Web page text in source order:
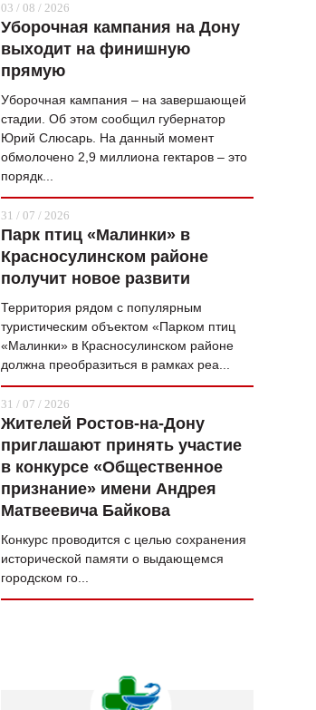
КУЛЬТ ЕДЫ
ЖУРНАЛ
03 / 08 / 2026
Уборочная кампания на Дону
выходит на финишную
прямую
Уборочная кампания – на завершающей
стадии. Об этом сообщил губернатор
Юрий Слюсарь. На данный момент
обмолочено 2,9 миллиона гектаров – это
порядк...
31 / 07 / 2026
Парк птиц «Малинки» в
Красносулинском районе
получит новое развити
Территория рядом с популярным
туристическим объектом «Парком птиц
«Малинки» в Красносулинском районе
должна преобразиться в рамках реа...
31 / 07 / 2026
Жителей Ростов-на-Дону
приглашают принять участие
в конкурсе «Общественное
признание» имени Андрея
Матвеевича Байкова
Конкурс проводится с целью сохранения
исторической памяти о выдающемся
городском го...